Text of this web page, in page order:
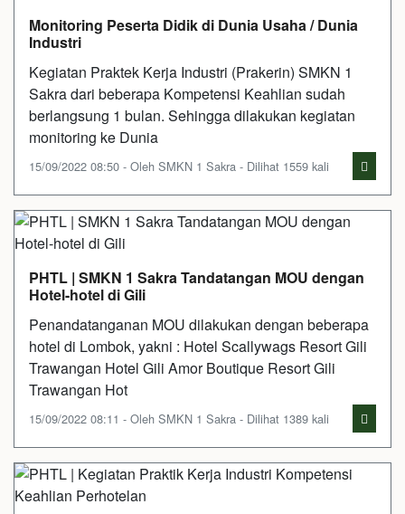
Monitoring Peserta Didik di Dunia Usaha / Dunia
Industri
Kegiatan Praktek Kerja Industri (Prakerin) SMKN 1
Sakra dari beberapa Kompetensi Keahlian sudah
berlangsung 1 bulan. Sehingga dilakukan kegiatan
monitoring ke Dunia
15/09/2022 08:50 - Oleh SMKN 1 Sakra - Dilihat 1559 kali
PHTL | SMKN 1 Sakra Tandatangan MOU dengan
Hotel-hotel di Gili
Penandatanganan MOU dilakukan dengan beberapa
hotel di Lombok, yakni : Hotel Scallywags Resort Gili
Trawangan Hotel Gili Amor Boutique Resort Gili
Trawangan Hot
15/09/2022 08:11 - Oleh SMKN 1 Sakra - Dilihat 1389 kali